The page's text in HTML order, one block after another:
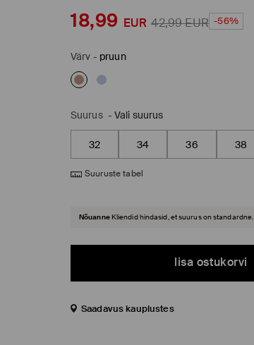
18,99 EUR 42,99EUR -56%
Värv - pruun
Suurus -Vali suurus
32 34 36 38
Suuruste tabel
Nõuanne Kliendid hindasid, et suurus on standardne.
lisa ostukorvi
Saadavus kauplustes